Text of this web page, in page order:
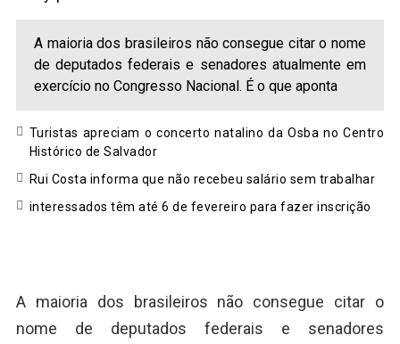
A maioria dos brasileiros não consegue citar o nome
de deputados federais e senadores atualmente em
exercício no Congresso Nacional. É o que aponta
Turistas apreciam o concerto natalino da Osba no Centro
Histórico de Salvador
Rui Costa informa que não recebeu salário sem trabalhar
interessados têm até 6 de fevereiro para fazer inscrição
A maioria dos brasileiros não consegue citar o
nome de deputados federais e senadores